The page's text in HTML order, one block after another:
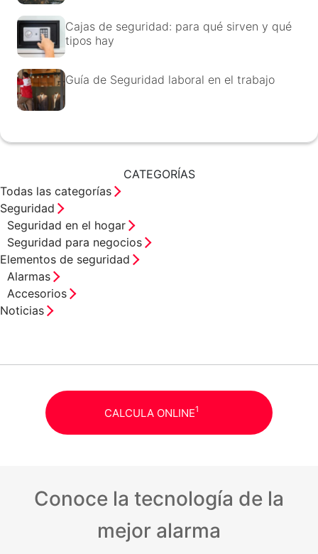
Cajas de seguridad: para qué sirven y qué
tipos hay
Guía de Seguridad laboral en el trabajo
CATEGORÍAS
Todas las categorías
Seguridad
Seguridad en el hogar
Seguridad para negocios
Elementos de seguridad
Alarmas
Accesorios
Noticias
CALCULA ONLINE1
Conoce la tecnología de la
mejor alarma